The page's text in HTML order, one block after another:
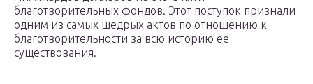
благотворительных фондов. Этот поступок признали
одним из самых щедрых актов по отношению к
благотворительности за всю историю ее
существования.